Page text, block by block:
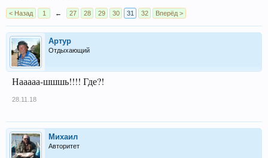
< Назад 1 ← 27 28 29 30 31 32 Вперёд >
Артур
Отдыхающий
Нааааа-шшшь!!!! Где?!
28.11.18
Михаил
Авторитет